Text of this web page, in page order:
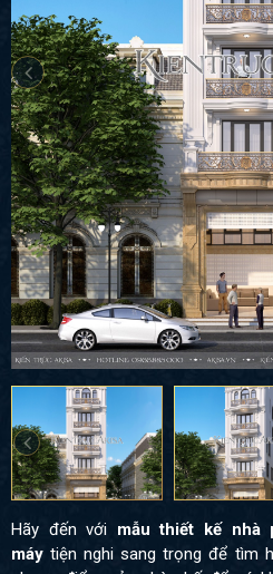
Hãy đến với mẫu thiết kế nhà
máy tiện nghi sang trọng để tìm